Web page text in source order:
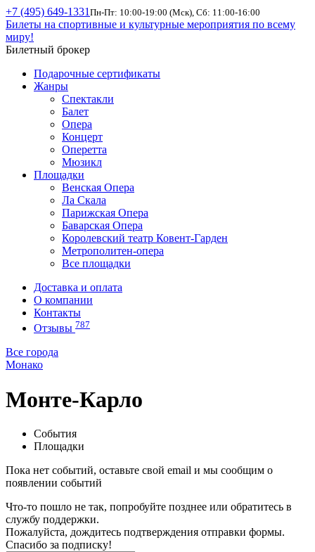
+7 (495) 649-1331 Пн-Пт: 10:00-19:00 (Мск), Сб: 11:00-16:00
Билеты на спортивные и культурные мероприятия по всему
миру!
Билетный брокер
Подарочные сертификаты
Жанры
Спектакли
Балет
Опера
Концерт
Оперетта
Мюзикл
Площадки
Венская Опера
Ла Скала
Парижская Опера
Баварская Опера
Королевский театр Ковент-Гарден
Метрополитен-опера
Все площадки
Доставка и оплата
О компании
Контакты
Отзывы 787
Все города
Монако
Монте-Карло
События
Площадки
Пока нет событий, оставьте свой email и мы сообщим о
появлении событий
Что-то пошло не так, попробуйте позднее или обратитесь в
службу поддержки.
Пожалуйста, дождитесь подтверждения отправки формы.
Спасибо за подписку!